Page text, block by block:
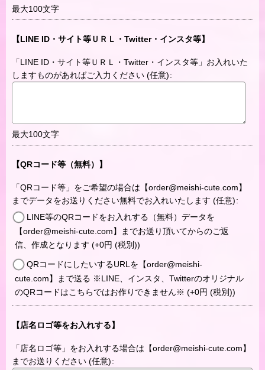
最大100文字
【LINE ID・サイト等ＵＲＬ・Twitter・インスタ等】
「LINE ID・サイト等ＵＲＬ・Twitter・インスタ等」お入れいた
しますものがあればご入力ください (任意):
最大100文字
【QRコード等（無料）】
「QRコード等」をご希望の場合は【order@meishi-cute.com】
までデータをお送りください無料でお入れいたします (任意):
LINE等のQRコードをお入れする（無料）データを
【order@meishi-cute.com】までお送り頂いてからのご返
信、作成となります (+0円 (税別))
QRコードにしたいするURLを【order@meishi-
cute.com】まで送る ※LINE、インスタ、Twitterのオリジナル
のQRコードはこちらではお作りできません※ (+0円 (税別))
【店名ロゴ等をお入れする】
「店名ロゴ等」をお入れする場合は【order@meishi-cute.com】
までお送りください (任意):